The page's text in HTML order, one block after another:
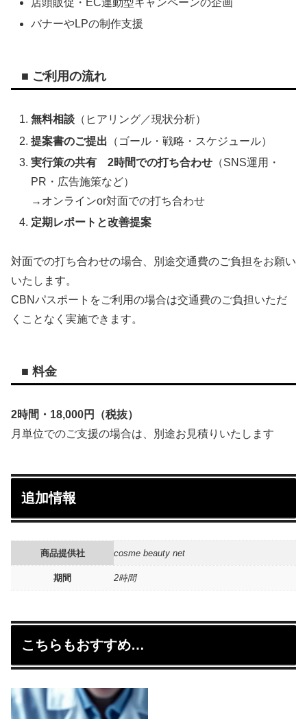
店頭販促・EC連動型キャンペーンの企画
バナーやLPの制作支援
■ ご利用の流れ
無料相談 （ヒアリング／現状分析）
提案書のご提出 （ゴール・戦略・スケジュール）
実行策の共有 2時間での打ち合わせ （SNS運用・
PR・広告施策など）
→オンラインor対面での打ち合わせ
定期レポートと改善提案
対面での打ち合わせの場合、別途交通費のご負担をお願い
いたします。
CBNパスポートをご利用の場合は交通費のご負担いただ
くことなく実施できます。
■ 料金
2時間・18,000円（税抜）
月単位でのご支援の場合は、別途お見積りいたします
追加情報
商品提供社 cosme beauty net
期間 2時間
こちらもおすすめ…